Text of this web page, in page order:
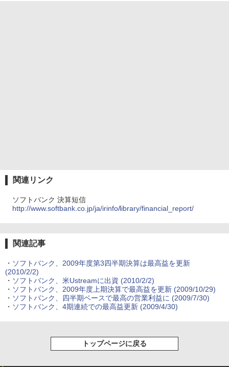
関連リンク
ソフトバンク 決算短信
http://www.softbank.co.jp/ja/irinfo/library/financial_report/
関連記事
・ ソフトバンク、2009年度第3四半期決算は最高益を更新
(2010/2/2)
・ ソフトバンク、米Ustreamに出資 (2010/2/2)
・ ソフトバンク、2009年度上期決算で最高益を更新(2009/10/29)
・ ソフトバンク、四半期ベースで最高の営業利益に (2009/7/30)
・ ソフトバンク、4期連続での最高益更新(2009/4/30)
トップページに戻る